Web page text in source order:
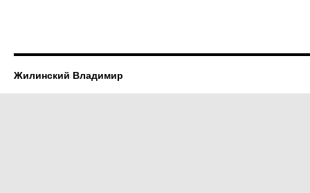
Жилинский Владимир